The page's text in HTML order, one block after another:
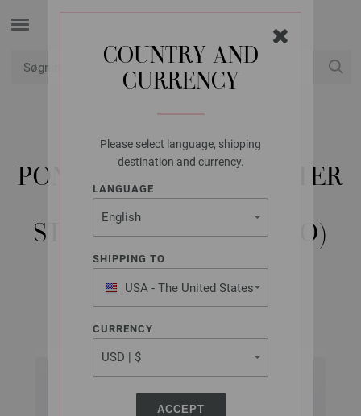
COUNTRY AND
CURRENCY
Please select language, shipping
destination and currency.
LANGUAGE
SHIPPING TO
USA - The United States
of America
CURRENCY
ACCEPT
LANA GROSSA
PONCHO I TIGERMØNSTER
SILKHAIR -
STRIKKEOPSKRIFT (NO)